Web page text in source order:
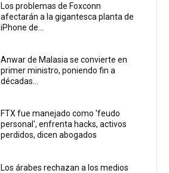
Los problemas de Foxconn
afectarán a la gigantesca planta de
iPhone de...
Anwar de Malasia se convierte en
primer ministro, poniendo fin a
décadas...
FTX fue manejado como 'feudo
personal', enfrenta hacks, activos
perdidos, dicen abogados
Los árabes rechazan a los medios